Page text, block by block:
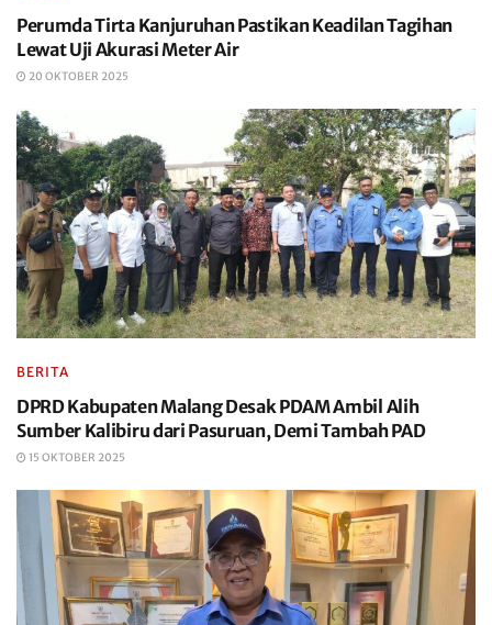
Perumda Tirta Kanjuruhan Pastikan Keadilan Tagihan
Lewat Uji Akurasi Meter Air
20 OKTOBER 2025
BERITA
DPRD Kabupaten Malang Desak PDAM Ambil Alih
Sumber Kalibiru dari Pasuruan, Demi Tambah PAD
15 OKTOBER 2025